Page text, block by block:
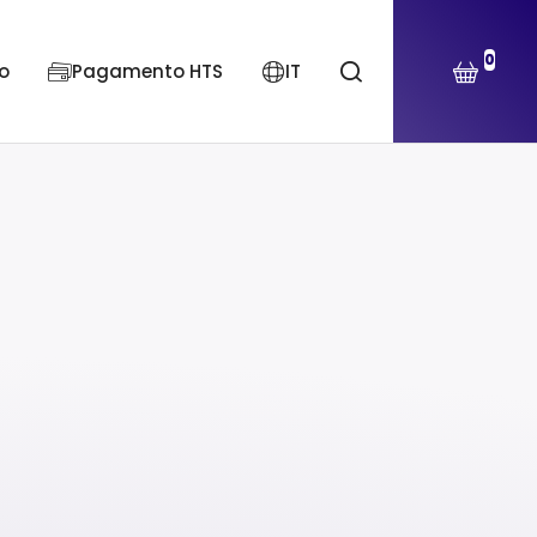
Pagamento HTS IT 0